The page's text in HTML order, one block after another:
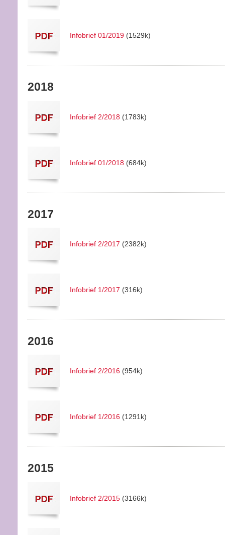
Infobrief 01/2019 (1529k)
2018
Infobrief 2/2018 (1783k)
Infobrief 01/2018 (684k)
2017
Infobrief 2/2017 (2382k)
Infobrief 1/2017 (316k)
2016
Infobrief 2/2016 (954k)
Infobrief 1/2016 (1291k)
2015
Infobrief 2/2015 (3166k)